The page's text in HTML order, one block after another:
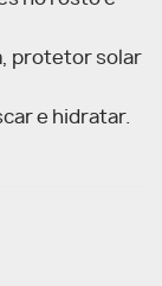
protetor solar
e hidratar.